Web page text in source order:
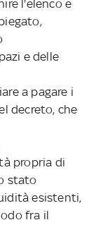
l'elenco e
e delle
a pagare i
decreto, che
propria di
stato
esistenti,
fra il